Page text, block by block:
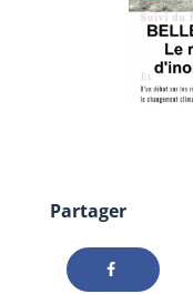
Partager